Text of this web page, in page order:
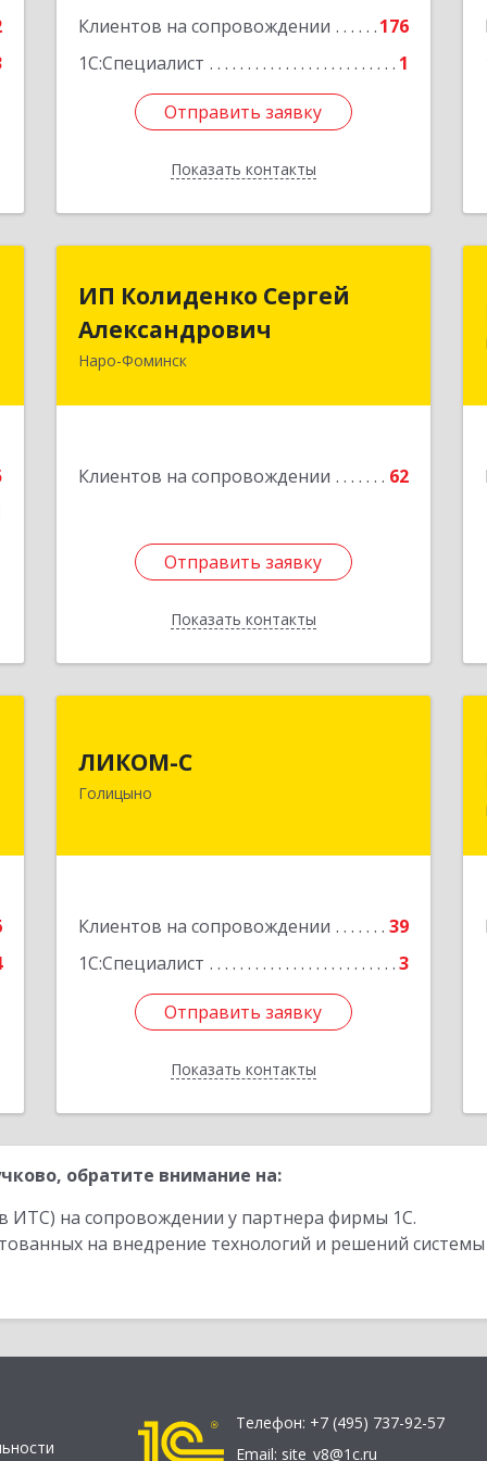
Клиентов на сопровождении
176
1С:Специалист
1
Отправить заявку
Показать контакты
Подробнее
Отправить заявку
Назад
ИП Колиденко Сергей
Александрович
Наро-Фоминск
Клиентов на сопровождении 62
Отправить заявку
Показать контакты
ИП Колиденко Сергей
Александрович
143300, Московская обл, Наро-
Подробнее
Отправить заявку
Назад
ЛИКОМ-С
Голицыно
Клиентов на сопровождении
39
1С:Специалист
3
Отправить заявку
Показать контакты
Одинцовский р-н, Голицыно г,
Отправить заявку
Назад
обратите внимание на:
ИТС) на сопровождении у партнера фирмы 1С.
на внедрение технологий и решений
Телефон: +7 (495) 737-92-57
Email: site_v8@1c.ru